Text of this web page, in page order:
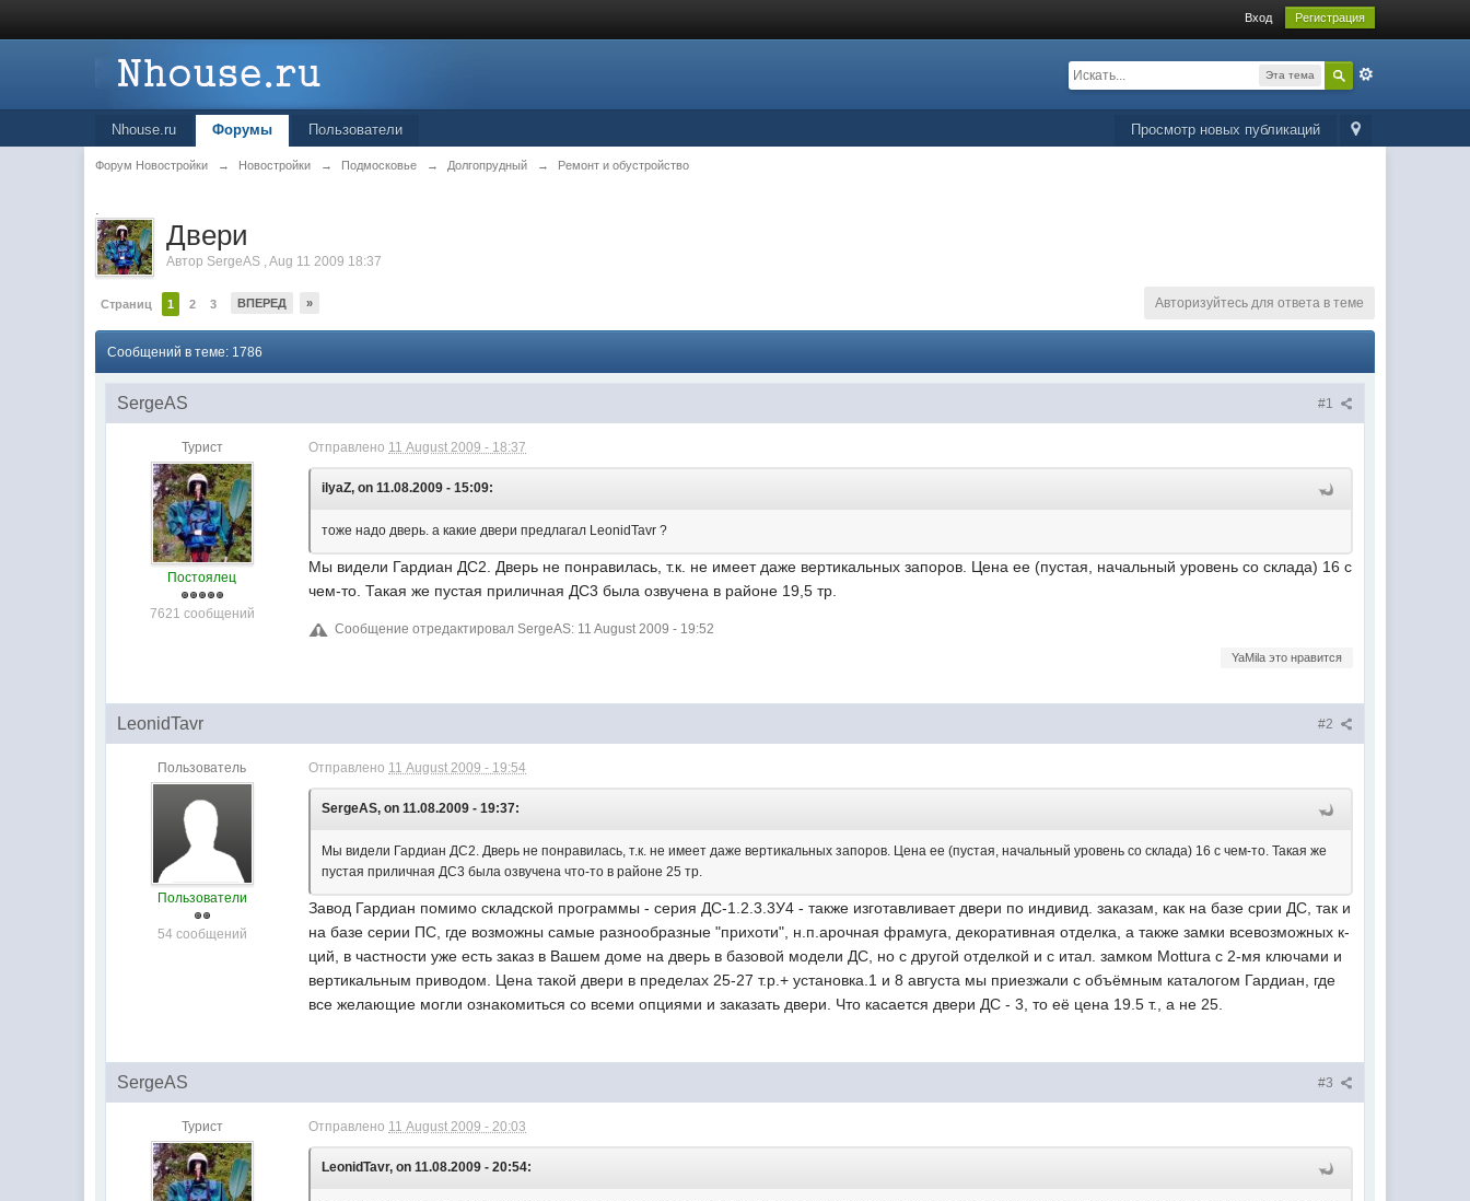
Вход Регистрация
Эта тема
Просмотр новых публикаций
Nhouse.ru Форумы Пользователи
Форум Новостройки → Новостройки → Подмосковье → Долгопрудный → Ремонт и обустройство
.
Двери
Автор SergeAS ,Aug 11 2009 18:37
Страниц 1 2 3 ВПЕРЕД » Авторизуйтесь для ответа в теме
Сообщений в теме: 1786
#1
SergeAS
Турист
Постоялец
7621 сообщений
Отправлено 11 August 2009 - 18:37
ilyaZ, on 11.08.2009 - 15:09:
тоже надо дверь. а какие двери предлагал LeonidTavr ?
Мы видели Гардиан ДС2. Дверь не понравилась, т.к. не имеет даже вертикальных запоров. Цена ее (пустая, начальный уровень со склада) 16 с
чем-то. Такая же пустая приличная ДС3 была озвучена в районе 19,5 тр.
Сообщение отредактировал SergeAS: 11 August 2009 - 19:52
YaMila это нравится
#2
LeonidTavr
Пользователь
Пользователи
54 сообщений
Отправлено 11 August 2009 - 19:54
SergeAS, on 11.08.2009 - 19:37:
Мы видели Гардиан ДС2. Дверь не понравилась, т.к. не имеет даже вертикальных запоров. Цена ее (пустая, начальный уровень со склада) 16 с чем-то. Такая же
пустая приличная ДС3 была озвучена что-то в районе 25 тр.
Завод Гардиан помимо складской программы - серия ДС-1.2.3.3У4 - также изготавливает двери по индивид. заказам, как на базе срии ДС, так и
на базе серии ПС, где возможны самые разнообразные "прихоти", н.п.арочная фрамуга, декоративная отделка, а также замки всевозможных к-
ций, в частности уже есть заказ в Вашем доме на дверь в базовой модели ДС, но с другой отделкой и с итал. замком Mottura с 2-мя ключами и
вертикальным приводом. Цена такой двери в пределах 25-27 т.р.+ установка.1 и 8 августа мы приезжали с объёмным каталогом Гардиан, где
все желающие могли ознакомиться со всеми опциями и заказать двери. Что касается двери ДС - 3, то её цена 19.5 т., а не 25.
#3
SergeAS
Турист Отправлено 11 August 2009 - 20:03
LeonidTavr, on 11.08.2009 - 20:54: